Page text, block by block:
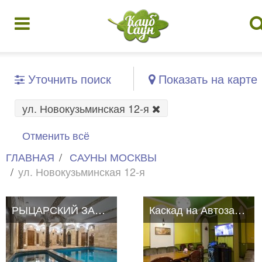
Уточнить поиск Показать на карте
ул. Новокузьминская 12-я
Отменить всё
ГЛАВНАЯ
САУНЫ МОСКВЫ
ул. Новокузьминская 12-я
РЫЦАРСКИЙ ЗАМОК Каскад на Автозаводской